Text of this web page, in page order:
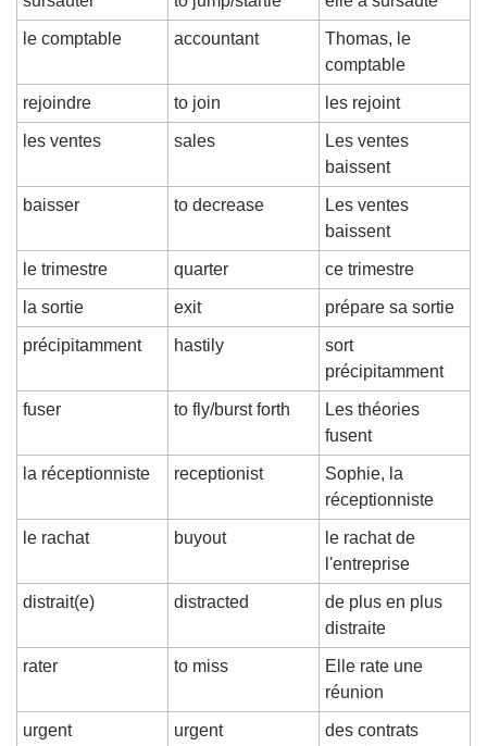
le comptable accountant
Thomas, le
comptable
rejoindre to join les rejoint
les ventes sales
Les ventes
baissent
baisser to decrease
Les ventes
baissent
le trimestre quarter ce trimestre
la sortie exit prépare sa sortie
précipitamment hastily
sort
précipitamment
fuser to fly/burst forth
Les théories
fusent
la réceptionniste receptionist
Sophie, la
réceptionniste
le rachat buyout
le rachat de
l'entreprise
distrait(e) distracted
de plus en plus
distraite
rater to miss
Elle rate une
réunion
urgent urgent
des contrats